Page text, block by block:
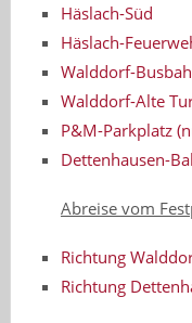
Häslach-Süd
Häslach-
Walddorf-
Walddorf-Alte
P&M-Parkplatz
Dettenhausen-
Abreise vom
Richtung
Richtung